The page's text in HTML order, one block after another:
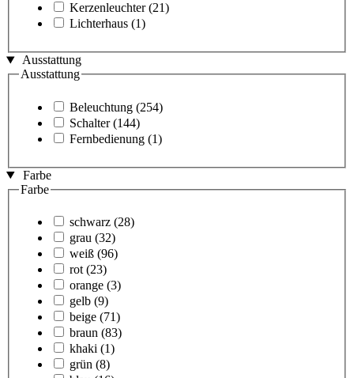
Kerzenleuchter (21)
Lichterhaus (1)
Ausstattung
Ausstattung
Beleuchtung (254)
Schalter (144)
Fernbedienung (1)
Farbe
Farbe
schwarz (28)
grau (32)
weiß (96)
rot (23)
orange (3)
gelb (9)
beige (71)
braun (83)
khaki (1)
grün (8)